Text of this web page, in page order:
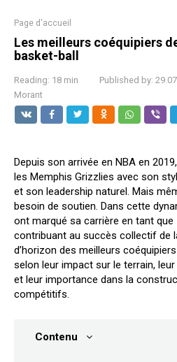
Page d'accueil
Les meilleurs coéquipiers
basket-ball
Reading: 18 min Published by:
Morant
Depuis son arrivée en NBA en 2019,
les Memphis Grizzlies avec son
et son leadership naturel. Mais
besoin de soutien. Dans cette
ont marqué sa carrière en tant que
contribuant au succès collectif de
d’horizon des meilleurs
selon leur impact sur le terrain,
et leur importance dans la
compétitifs.
Contenu